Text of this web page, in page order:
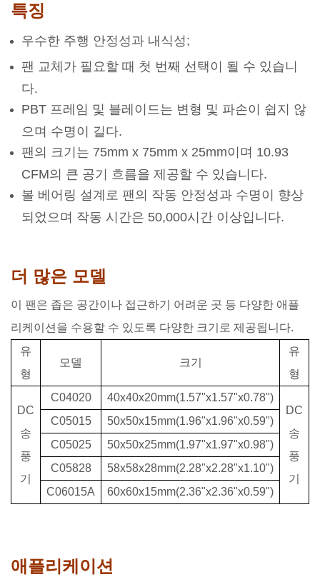
특징
우수한 주행 안정성과 내식성;
팬 교체가 필요할 때 첫 번째 선택이 될 수 있습니
다.
PBT 프레임 및 블레이드는 변형 및 파손이 쉽지 않
으며 수명이 길다.
팬의 크기는 75mm x 75mm x 25mm이며 10.93
CFM의 큰 공기 흐름을 제공할 수 있습니다.
볼 베어링 설계로 팬의 작동 안정성과 수명이 향상
되었으며 작동 시간은 50,000시간 이상입니다.
더 많은 모델
이 팬은 좁은 공간이나 접근하기 어려운 곳 등 다양한 애플
리케이션을 수용할 수 있도록 다양한 크기로 제공됩니다.
유
형
모델 크기
유
형
DC
송
풍
기
C04020
40x40x20mm(1.57"x1.57"x0.78")
DC
송
풍
기
C05015
50x50x15mm(1.96"x1.96"x0.59")
C05025
50x50x25mm(1.97"x1.97"x0.98")
C05828
58x58x28mm(2.28"x2.28"x1.10")
C06015A
60x60x15mm(2.36"x2.36"x0.59")
애플리케이션